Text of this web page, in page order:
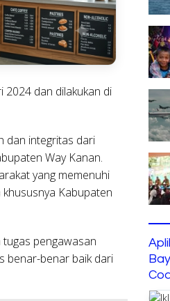
2024 dan dilakukan di
dan integritas dari
Way Kanan.
yang memenuhi
Kabupaten
tugas pengawasan
benar-benar baik dari